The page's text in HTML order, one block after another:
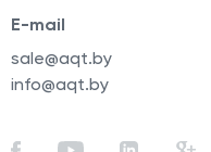
E-mail
sale@aqt.by
info@aqt.by